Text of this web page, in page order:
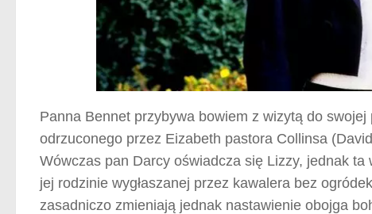
Panna Bennet przybywa bowiem z wizytą do
odrzuconego przez Eizabeth pastora Collinsa
Wówczas pan Darcy oświadcza się Lizzy, jednak
jej rodzinie wygłaszanej przez kawalera bez
zasadniczo zmieniają jednak nastawienie obojga